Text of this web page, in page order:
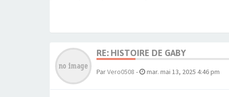
RE: HISTOIRE DE GABY
ParVero0508 - mar. mai 13, 2025 4:46 pm